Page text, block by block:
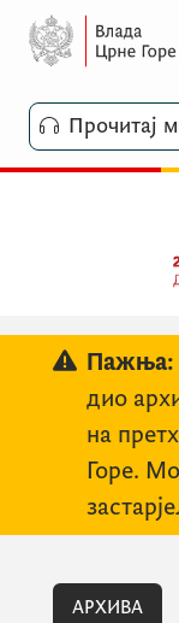
Прочитај
Пажња:
дио
на
Горе.
АРХИВА